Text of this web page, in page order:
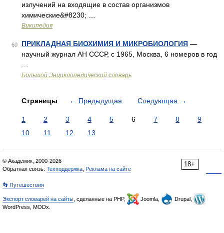
излучений на входящие в состав организмов
химические&#8230; …
Википедия
60 ПРИКЛАДНАЯ БИОХИМИЯ И МИКРОБИОЛОГИЯ —
научный журнал АН СССР, с 1965, Москва, 6 номеров в год
Большой Энциклопедический словарь
Страницы ← Предыдущая Следующая →
1 2 3 4 5 6 7 8
9
10
11 12 13
18+
© Академик, 2000-2026
Обратная связь: Техподдержка Реклама на сайте
👣 Путешествия
Экспорт словарей на сайты , сделанные на PHP, Joomla,
Drupal,
WordPress, MODx.